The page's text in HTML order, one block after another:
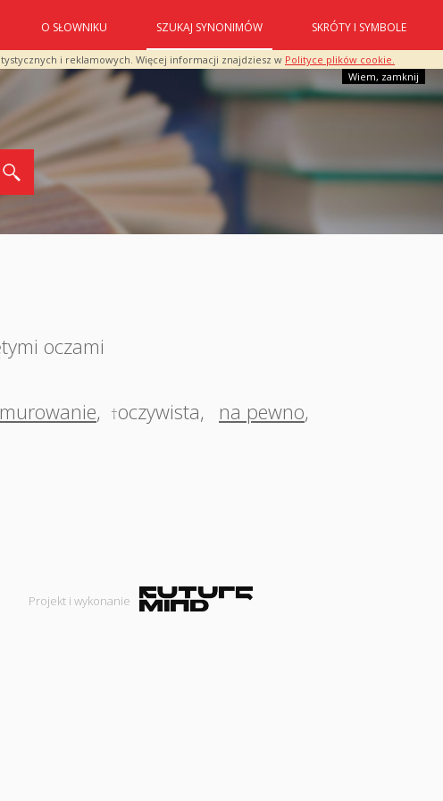
i reklamowych. Więcej informacji znajdziesz w Polityce plików cookie.
Wiem, zamknij
O SŁOWNIKU SZUKAJ SYNONIMÓW SKRÓTY I SYMBOLE
oczami
murowanie, †oczywista, na pewno,
Projekt i wykonanie